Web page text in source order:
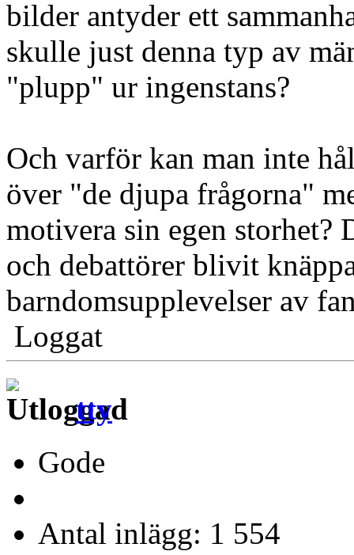
bilder antyder ett
skulle just denna typ av
"plupp" ur ingenstans?
Och varför kan man inte
över "de djupa frågorna"
motivera sin egen storhet?
och debattörer blivit
barndomsupplevelser av
Loggat
tty
Gode
Antal inlägg: 1 554